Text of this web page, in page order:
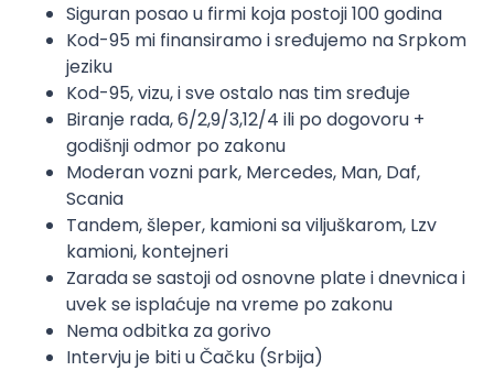
Siguran posao u firmi koja postoji 100 godina
Kod-95 mi finansiramo i sređujemo na Srpkom
jeziku
Kod-95, vizu, i sve ostalo nas tim sređuje
Biranje rada, 6/2,9/3,12/4 ili po dogovoru +
godišnji odmor po zakonu
Moderan vozni park, Mercedes, Man, Daf,
Scania
Tandem, šleper, kamioni sa viljuškarom, Lzv
kamioni, kontejneri
Zarada se sastoji od osnovne plate i dnevnica i
uvek se isplaćuje na vreme po zakonu
Nema odbitka za gorivo
Intervju je biti u Čačku (Srbija)